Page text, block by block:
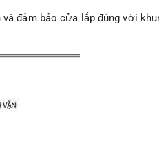
đảm bảo cửa lắp đúng với